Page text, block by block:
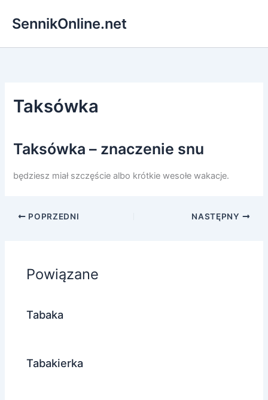
SennikOnline.net
Taksówka
Taksówka – znaczenie snu
będziesz miał szczęście albo krótkie wesołe wakacje.
POPRZEDNI NASTĘPNY
Powiązane
Tabaka
Tabakierka